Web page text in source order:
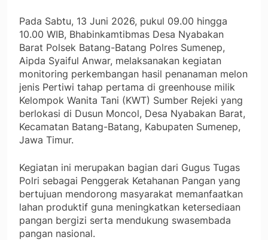
Pada Sabtu, 13 Juni 2026, pukul 09.00 hingga
10.00 WIB, Bhabinkamtibmas Desa Nyabakan
Barat Polsek Batang-Batang Polres Sumenep,
Aipda Syaiful Anwar, melaksanakan kegiatan
monitoring perkembangan hasil penanaman melon
jenis Pertiwi tahap pertama di greenhouse milik
Kelompok Wanita Tani (KWT) Sumber Rejeki yang
berlokasi di Dusun Moncol, Desa Nyabakan Barat,
Kecamatan Batang-Batang, Kabupaten Sumenep,
Jawa Timur.
Kegiatan ini merupakan bagian dari Gugus Tugas
Polri sebagai Penggerak Ketahanan Pangan yang
bertujuan mendorong masyarakat memanfaatkan
lahan produktif guna meningkatkan ketersediaan
pangan bergizi serta mendukung swasembada
pangan nasional.